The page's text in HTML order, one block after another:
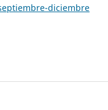
diciembre